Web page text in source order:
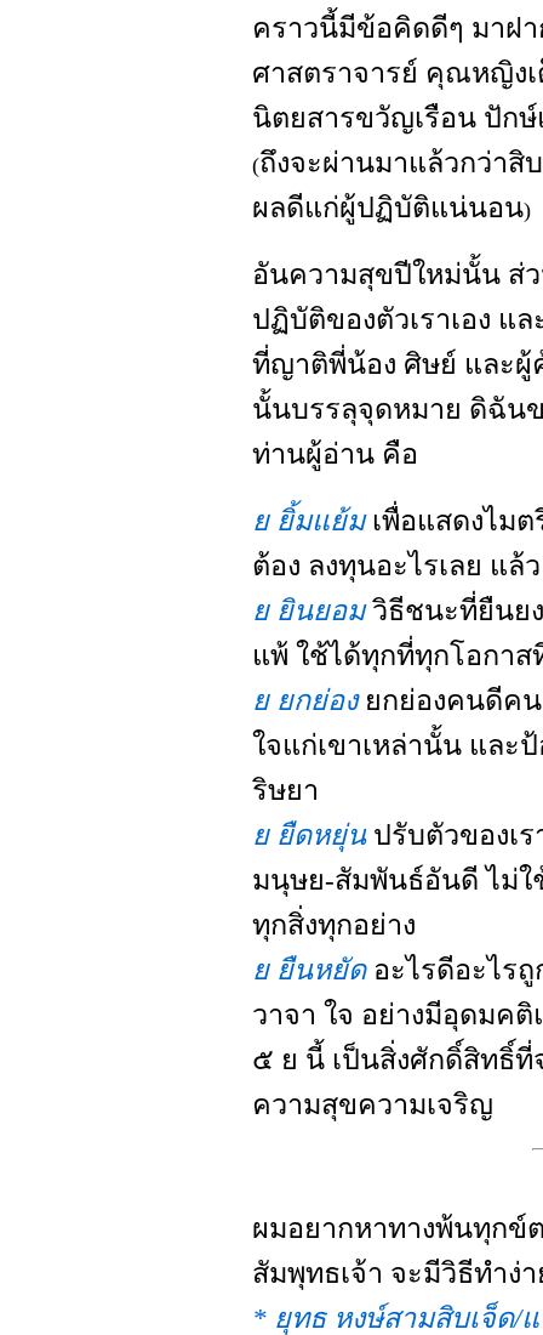
คราวนี้มีข้อคิดดีๆ มาฝ
ศาสตราจารย์ คุณหญิง
นิตยสารขวัญเรือน ปัก
(ถึงจะผ่านมาแล้วกว่าสิ
ผลดีแก่ผู้ปฏิบัติแน่นอน)
อันความสุขปีใหม่นั้น ส่
ปฏิบัติของตัวเราเอง แ
ที่ญาติพี่น้อง ศิษย์ และผู้
นั้นบรรลุจุดหมาย ดิฉัน
ท่านผู้อ่าน คือ
ย ยิ้มแย้ม เพื่อแสดงไม
ต้อง ลงทุนอะไรเลย แล้
ย ยินยอมวิธีชนะที่ยืนย
แพ้ ใช้ได้ทุกที่ทุกโอกาส
ย ยกย่องยกย่องคนดีคน
ใจแก่เขาเหล่านั้น และ
ริษยา
ย ยืดหยุ่นปรับตัวของเร
มนุษย-สัมพันธ์อันดี ไม่ใ
ทุกสิ่งทุกอย่าง
ย ยืนหยัด อะไรดีอะไร
วาจา ใจ อย่างมีอุดมค
๕ ย นี้ เป็นสิ่งศักดิ์สิทธิ์ที่
ความสุขความเจริญ
ผมอยากหาทางพ้นทุกข์
สัมพุทธเจ้า จะมีวิธีทำง่
* ยุทธ หงษ์สามสิบเจ็ด/